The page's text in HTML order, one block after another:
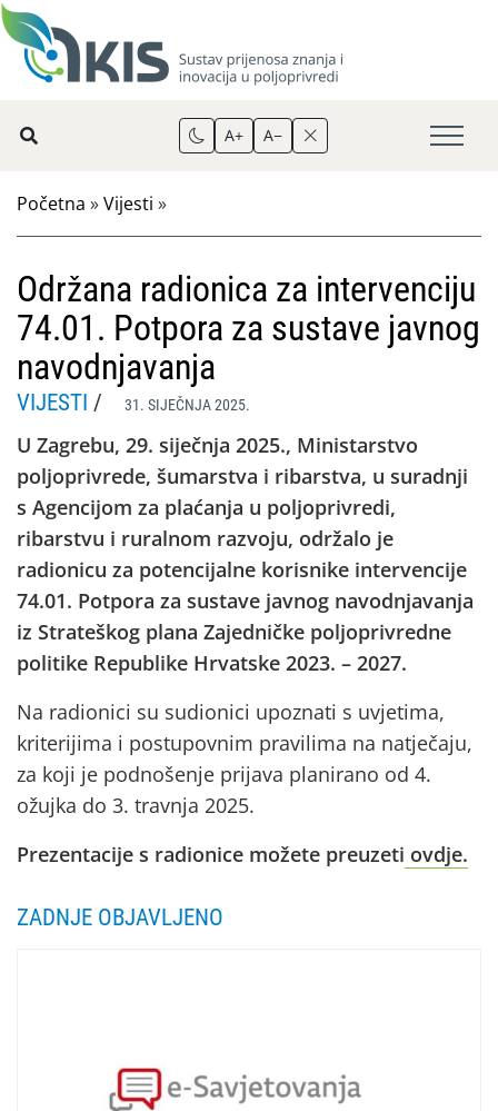
A+ A−
Početna »Vijesti »
Održana radionica za intervenciju
74.01. Potpora za sustave javnog
navodnjavanja
VIJESTI / 31. SIJEČNJA 2025.
U Zagrebu, 29. siječnja 2025., Ministarstvo
poljoprivrede, šumarstva i ribarstva, u suradnji
s Agencijom za plaćanja u poljoprivredi,
ribarstvu i ruralnom razvoju, održalo je
radionicu za potencijalne korisnike intervencije
74.01. Potpora za sustave javnog navodnjavanja
iz Strateškog plana Zajedničke poljoprivredne
politike Republike Hrvatske 2023. – 2027.
Na radionici su sudionici upoznati s uvjetima,
kriterijima i postupovnim pravilima na natječaju,
za koji je podnošenje prijava planirano od 4.
ožujka do 3. travnja 2025.
Prezentacije s radionice možete preuzeti ovdje.
ZADNJE OBJAVLJENO